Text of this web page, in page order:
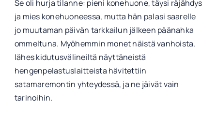
Se oli hurja tilanne: pieni konehuone, täysi räjähdys
ja mies konehuoneessa, mutta hän palasi saarelle
jo muutaman päivän tarkkailun jälkeen päänahka
ommeltuna. Myöhemmin monet näistä vanhoista,
lähes kidutusvälineiltä näyttäneistä
hengenpelastuslaitteista hävitettiin
satamaremontin yhteydessä, ja ne jäivät vain
tarinoihin.